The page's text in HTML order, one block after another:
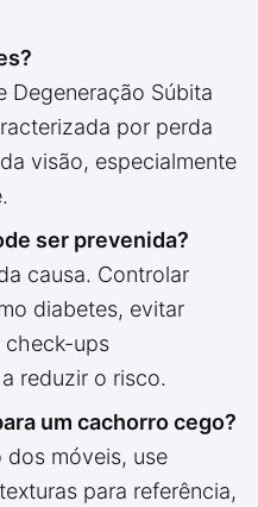
Degeneração Súbita
por perda
visão, especialmente
ser prevenida?
causa. Controlar
diabetes, evitar
check-ups
reduzir o risco.
um cachorro cego?
móveis, use
para referência,